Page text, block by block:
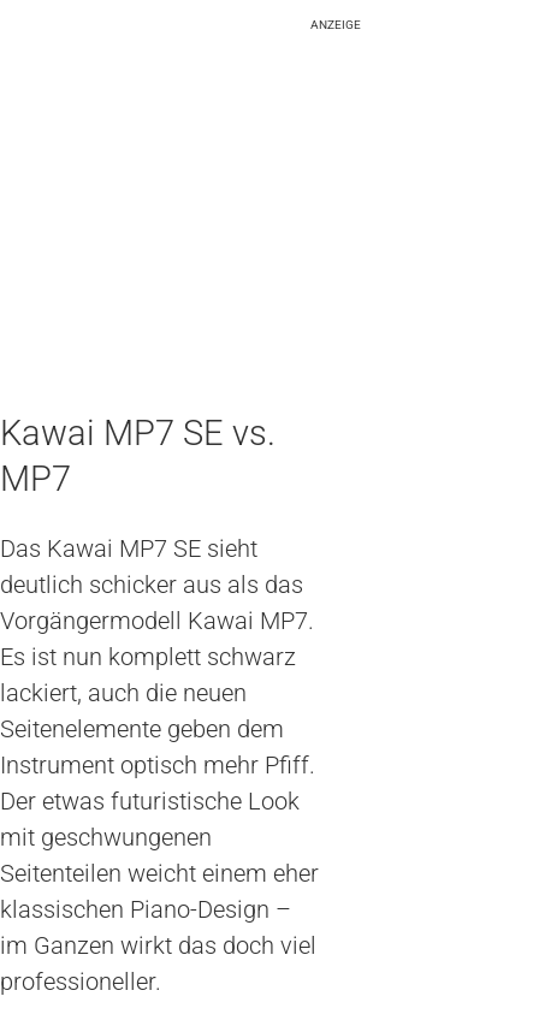
ANZEIGE
Kawai MP7 SE vs.
MP7
Das Kawai MP7 SE sieht
deutlich schicker aus als das
Vorgängermodell Kawai MP7.
Es ist nun komplett schwarz
lackiert, auch die neuen
Seitenelemente geben dem
Instrument optisch mehr Pfiff.
Der etwas futuristische Look
mit geschwungenen
Seitenteilen weicht einem eher
klassischen Piano-Design –
im Ganzen wirkt das doch viel
professioneller.